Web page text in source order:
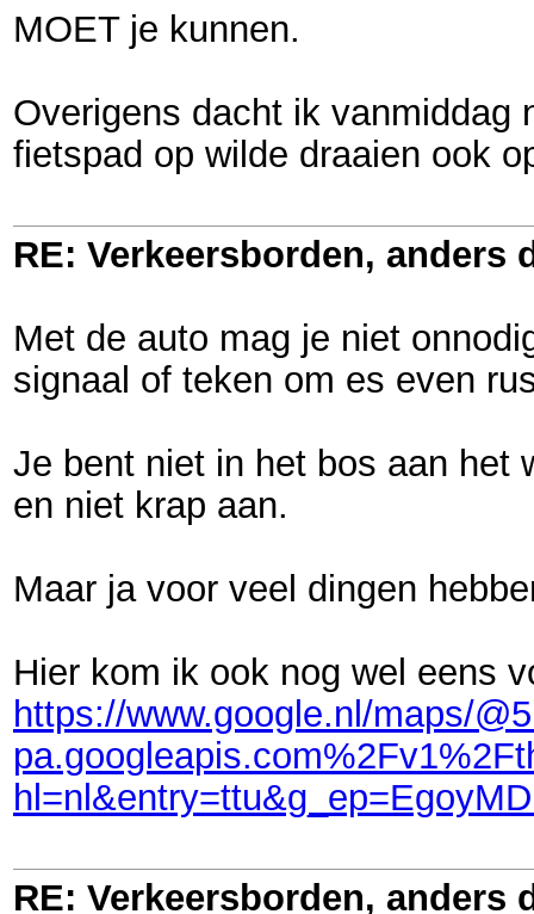
MOET je kunnen.
Overigens dacht ik vanmiddag
fietspad op wilde draaien ook
RE: Verkeersborden, anders
Met de auto mag je niet
signaal of teken om es even
Je bent niet in het bos aan het
en niet krap aan.
Maar ja voor veel dingen
Hier kom ik ook nog wel eens
https://www.google.nl/maps/
RE: Verkeersborden, anders